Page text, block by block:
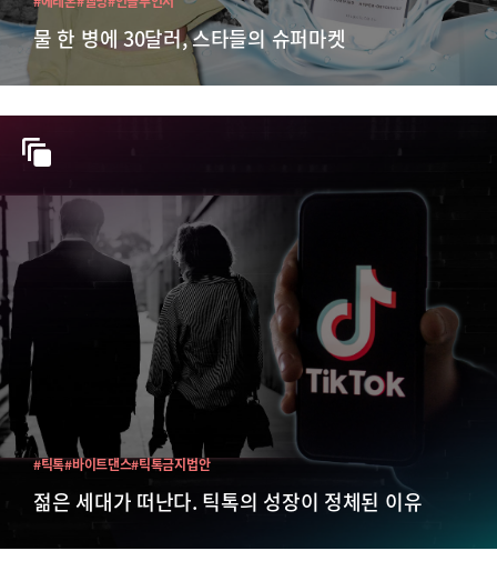
물 한 병에 30달러, 스타들의 슈퍼마켓
젊은 세대가 떠난다. 틱톡의 성장이 정체된 이유
#틱톡#바이트댄스#틱톡금지법안